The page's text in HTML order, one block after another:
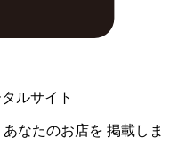
ルサイト
あなたのお店を 掲載しま